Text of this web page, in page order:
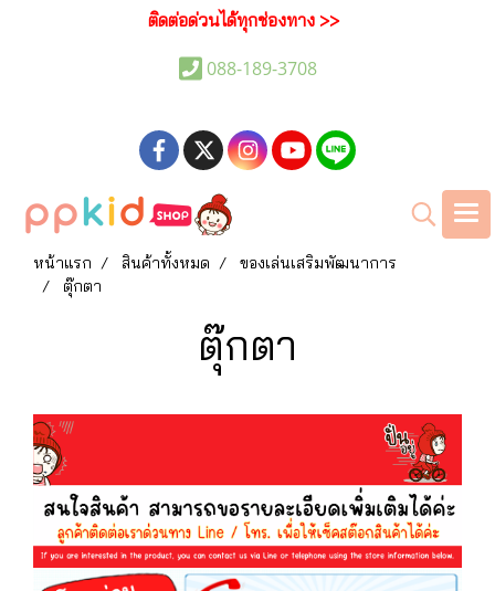
ติดต่อด่วนได้ทุกช่องทาง >>
088-189-3708
หน้าแรก สินค้าทั้งหมด
ของเล่นเสริมพัฒนาการ
ตุ๊กตา
ตุ๊กตา